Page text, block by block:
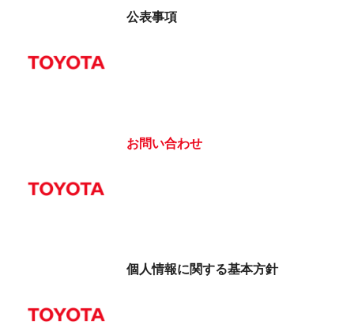
公表事項
お問い合わせ
個人情報に関する基本方針